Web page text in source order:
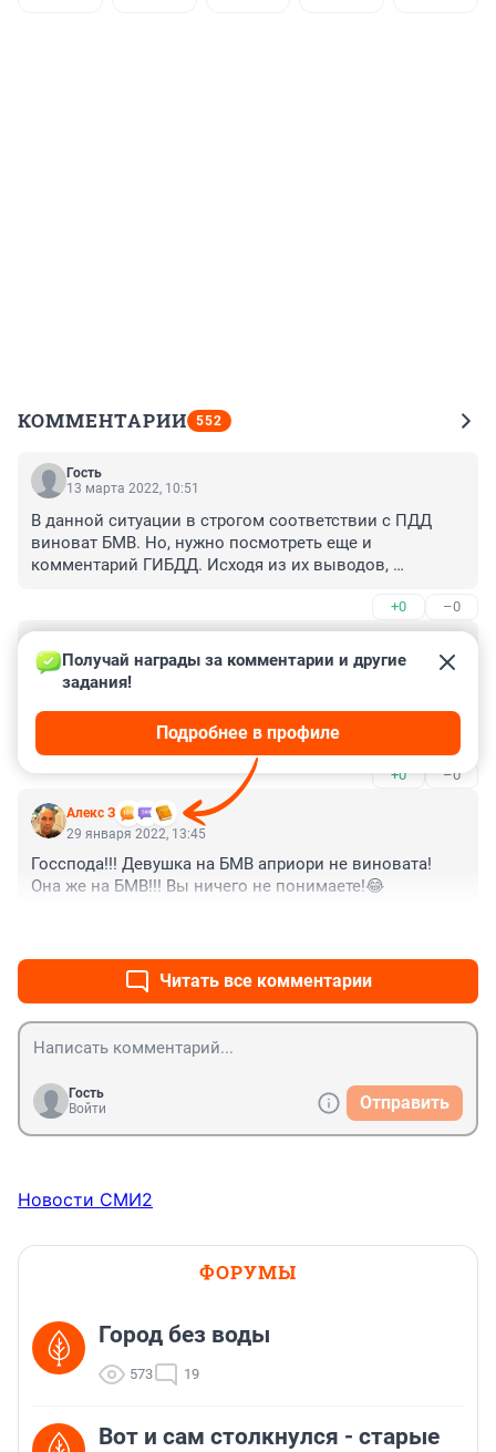
КОММЕНТАРИИ 552
Гость
13 марта 2022, 10:51
В данной ситуации в строгом соответствии с ПДД
виноват БМВ. Но, нужно посмотреть еще и
комментарий ГИБДД. Исходя из их выводов,
заключение к ответственности и отстранить от
работы. Ведь они обязаны досконально знать ПДД. И
если принимать их заключение, то необходимо
аннулировать все штрафы выписанные на этом
+0 –0
19 февраля 2022, 03:40
Водитель жопеля пусть наймет адвоката хорошего и
давить тему опасное вождение водителя бмв с
резким перестроением из полосы в полосу, из
которого дятелка на опеле не могла среагировать
выскочевшему бмв
+0 –0
Алекс З
Получай награды за комментарии и другие
задания!
Подробнее в профиле
29 января 2022, 13:45
Госспода!!! Девушка на БМВ априори не виновата!
Она же на БМВ!!! Вы ничего не понимаете!😂
Читать все комментарии
Гость
Войти
Отправить
Новости СМИ2
ФОРУМЫ
Город без воды
573 19
Вот и сам столкнулся - старые